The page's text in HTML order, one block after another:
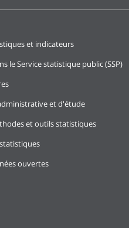
et indicateurs
le Service statistique public (SSP)
et d'étude
et outils statistiques
ouvertes